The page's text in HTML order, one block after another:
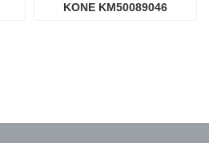
KONE KM50089046